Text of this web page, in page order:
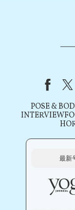
POSE &
INTERVIEW
最新